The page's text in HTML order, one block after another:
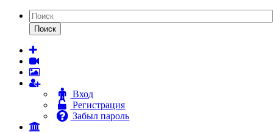
Поиск
Вход
Регистрация
Забыл пароль